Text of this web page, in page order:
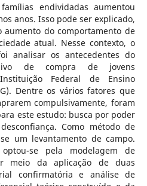
endividadas aumentou
anos. Isso pode ser explicado,
do comportamento de
atual. Nesse contexto, o
analisar os antecedentes do
de compra de jovens
Federal de Ensino
Dentre os vários fatores que
compulsivamente, foram
este estudo: busca por poder
Como método de
um levantamento de campo.
se pela modelagem de
meio da aplicação de duas
confirmatória e análise de